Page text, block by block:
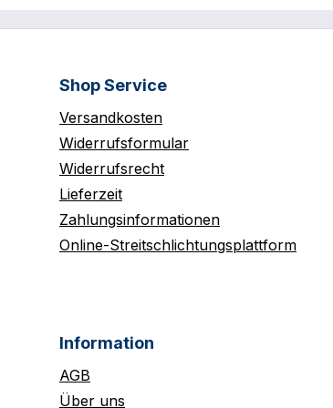
Shop Service
Versandkosten
Widerrufsformular
Widerrufsrecht
Lieferzeit
Zahlungsinformationen
Online-Streitschlichtungsplattform
Information
AGB
Über uns